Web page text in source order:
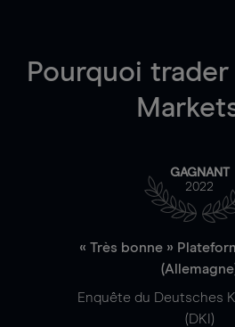
Pourquoi trader
GAGNANT
2022
« Très bonne »
Enquête du Deutsches
(DKI)